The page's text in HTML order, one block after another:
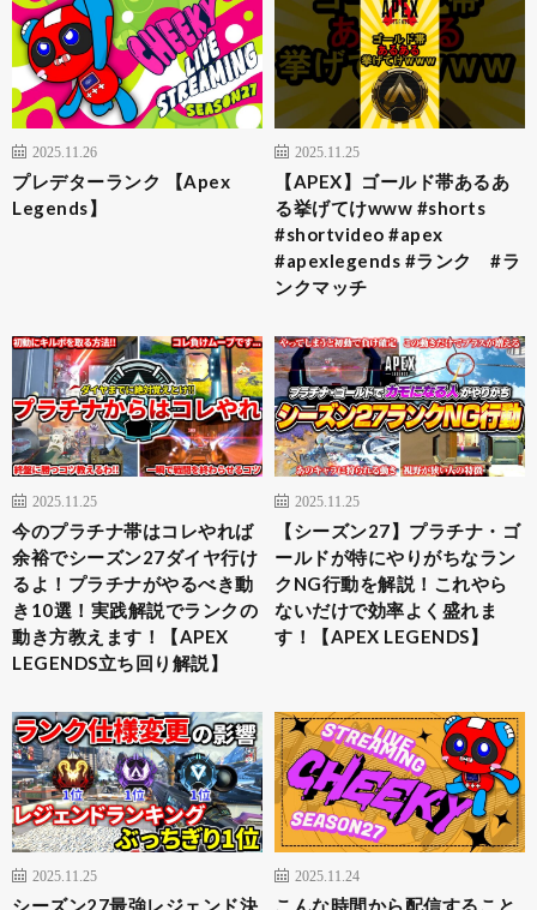
2025.11.26
プレデターランク 【Apex
Legends】
2025.11.25
【APEX】ゴールド帯あるあ
る挙げてけwww #shorts
#shortvideo #apex
#apexlegends #ランク #ラ
ンクマッチ
2025.11.25
今のプラチナ帯はコレやれば
余裕でシーズン27ダイヤ行け
るよ！プラチナがやるべき動
き10選！実践解説でランクの
動き方教えます！【APEX
LEGENDS立ち回り解説】
2025.11.25
【シーズン27】プラチナ・ゴ
ールドが特にやりがちなラン
クNG行動を解説！これやら
ないだけで効率よく盛れま
す！【APEX LEGENDS】
2025.11.25
シーズン27最強レジェンド決
2025.11.24
こんな時間から配信すること